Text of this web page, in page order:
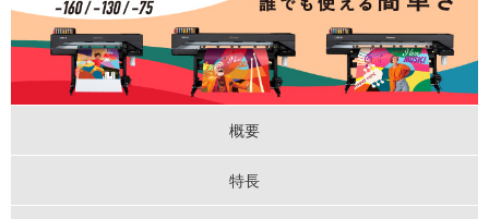
概要
特長